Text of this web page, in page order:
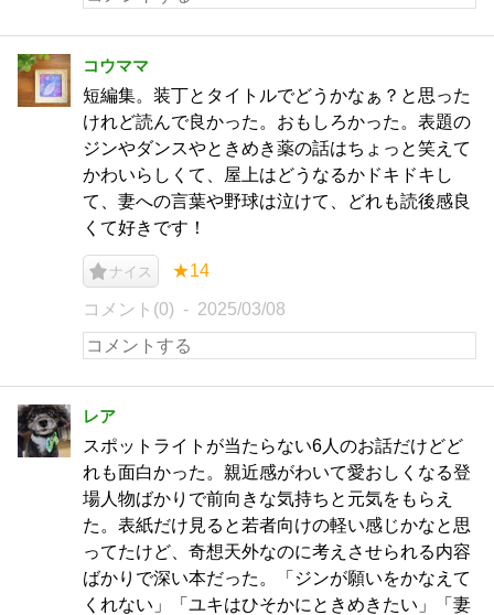
コウママ
短編集。装丁とタイトルでどうかなぁ？と思った
けれど読んで良かった。おもしろかった。表題の
ジンやダンスやときめき薬の話はちょっと笑えて
かわいらしくて、屋上はどうなるかドキドキし
て、妻への言葉や野球は泣けて、どれも読後感良
くて好きです！
ナイス ★14
コメント(0) 2025/03/08
レア
スポットライトが当たらない6人のお話だけどど
れも面白かった。親近感がわいて愛おしくなる登
場人物ばかりで前向きな気持ちと元気をもらえ
た。表紙だけ見ると若者向けの軽い感じかなと思
ってたけど、奇想天外なのに考えさせられる内容
ばかりで深い本だった。「ジンが願いをかなえて
くれない」「ユキはひそかにときめきたい」「妻